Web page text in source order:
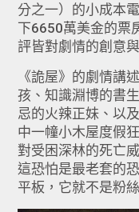
分之一）的小成本
下6650萬美金的票
評皆對劇情的創意
《詭屋》的劇情講
孩、知識淵博的書
忌的火辣正妹、以
中一幢小木屋度假
對受困深林的死亡
這恐怕是最老套的
平板，它就不是粉